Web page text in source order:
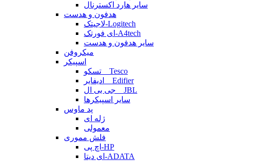
سایر هارد اکسترنال
هدفون و هدست
لاجیتک-Logitech
ای فورتک-A4tech
سایر هدفون و هدست
میکروفن
اسپیکر
تسکو _ Tesco
ادیفایر _ Edifier
جی بی ال _ JBL
سایر اسپیکرها
پد ماوس
ژله ای
معمولی
فلش مموری
اچ پی-HP
ای دیتا-ADATA